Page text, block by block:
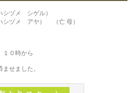
ヅメ シゲル）
メ アヤ） （亡 母）
０時から
せました。